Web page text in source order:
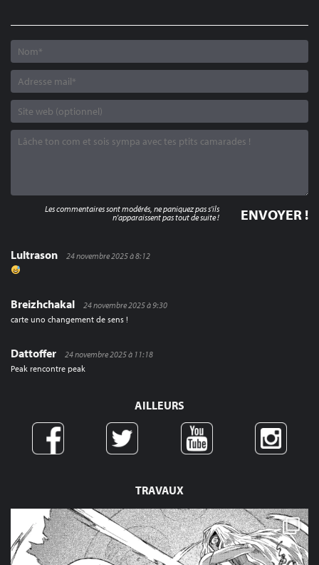
TRAVAUX
Lultrason 24 novembre 2025 à 8:12
Breizhchakal
24 novembre 2025 à 9:30
carte uno changement de sens !
Dattoffer
24 novembre 2025 à 11:18
Peak rencontre peak
Les commentaires sont modérés, ne paniquez pas s'ils
n'apparaissent pas tout de suite !
AILLEURS